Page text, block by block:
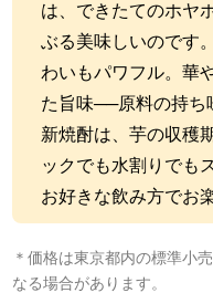
は、できたてのホヤ
ぶる美味しいのです
わいもパワフル。華
た旨味──原料の持ち
新焼酎は、芋の収穫
ックでも水割りでも
お好きな飲み方でお
＊価格は東京都内の標準小
なる場合があります。